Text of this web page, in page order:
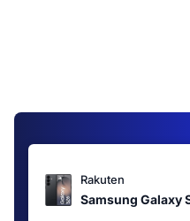
Rakuten
Samsung Galaxy